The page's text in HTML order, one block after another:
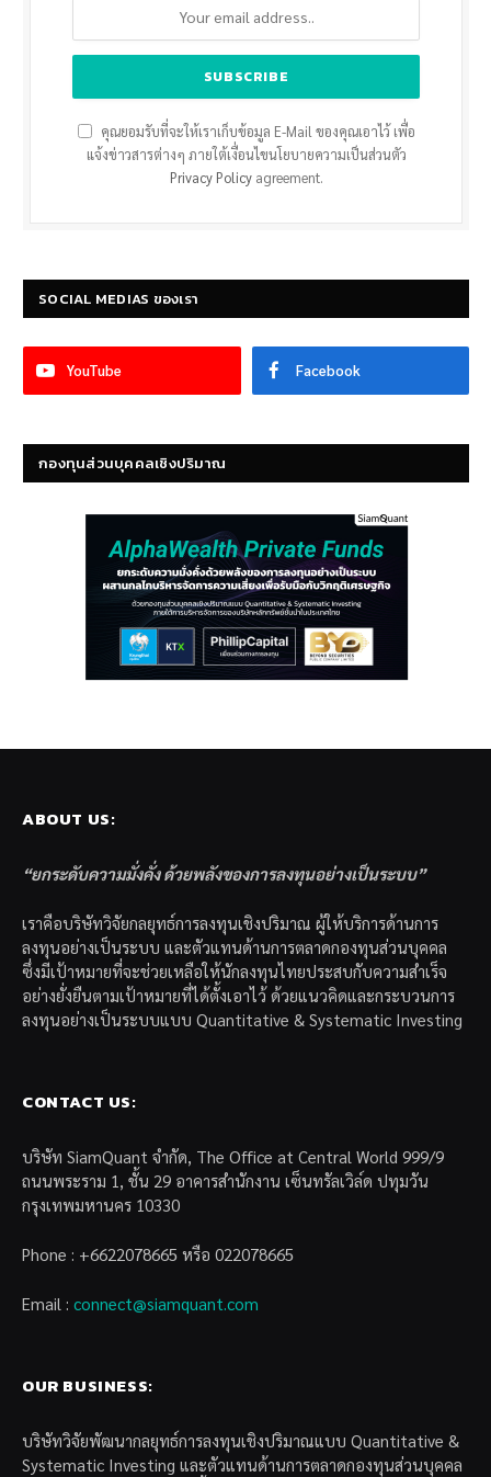
คุณยอมรับที่จะให้เราเก็บข้อมูล E-Mail ของคุณเอาไว้ เพื่อ
แจ้งข่าวสารต่างๆ ภายใต้เงื่อนไขนโยบายความเป็นส่วนตัว
Privacy Policyagreement.
SOCIAL MEDIAS ของเรา
YouTube Facebook
กองทุนส่วนบุคคลเชิงปริมาณ
ABOUT US:
“ยกระดับความมั่งคั่ง ด้วยพลังของการลงทุนอย่างเป็นระบบ”
เราคือบริษัทวิจัยกลยุทธ์การลงทุนเชิงปริมาณ ผู้ให้บริการด้านการ
ลงทุนอย่างเป็นระบบ และตัวแทนด้านการตลาดกองทุนส่วนบุคคล
ซึ่งมีเป้าหมายที่จะช่วยเหลือให้นักลงทุนไทยประสบกับความสำเร็จ
อย่างยั่งยืนตามเป้าหมายที่ได้ตั้งเอาไว้ ด้วยแนวคิดและกระบวนการ
ลงทุนอย่างเป็นระบบแบบ Quantitative & Systematic Investing
CONTACT US:
บริษัท SiamQuant จำกัด, The Office at Central World 999/9
ถนนพระราม 1, ชั้น 29 อาคารสำนักงาน เซ็นทรัลเวิล์ด ปทุมวัน
กรุงเทพมหานคร 10330
Phone : +6622078665 หรือ 022078665
Email : connect@siamquant.com
OUR BUSINESS:
บริษัทวิจัยพัฒนากลยุทธ์การลงทุนเชิงปริมาณแบบ Quantitative &
Systematic Investing และตัวแทนด้านการตลาดกองทุนส่วนบุคคล